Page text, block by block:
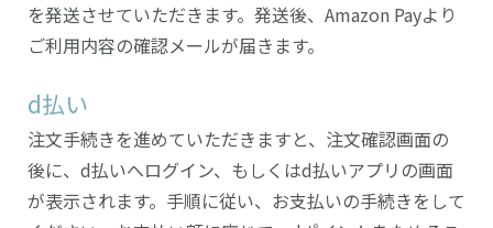
を発送させていただきます。発送後、Amazon Payより
ご利用内容の確認メールが届きます。
d払い
注文手続きを進めていただきますと、注文確認画面の
後に、d払いへログイン、もしくはd払いアプリの画面
が表示されます。手順に従い、お支払いの手続きをして